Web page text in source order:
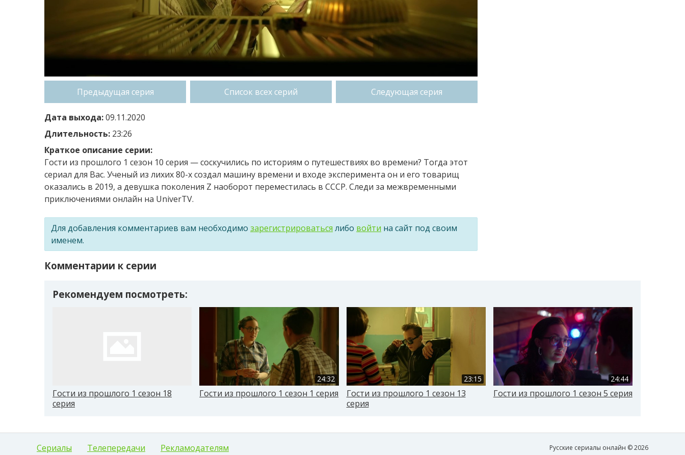
Предыдущая серия Список всех серий Следующая серия
Дата выхода:09.11.2020
Длительность: 23:26
Краткое описание серии:
Гости из прошлого 1 сезон 10 серия — cоскучились по историям о путешествиях во времени? Тогда этот
сериал для Вас. Ученый из лихих 80-х создал машину времени и входе эксперимента он и его товарищ
оказались в 2019, а девушка поколения Z наоборот переместилась в СССР. Следи за межвременными
приключениями онлайн на UniverTV.
Для добавления комментариев вам необходимо зарегистрироваться либо войти на сайт под своим
именем.
Комментарии к серии
Рекомендуем посмотреть:
Гости из прошлого 1 сезон 18
серия
24:32
Гости из прошлого 1 сезон 1 серия
23:15
Гости из прошлого 1 сезон 13
серия
24:44
Гости из прошлого 1 сезон 5 серия
Сериалы Телепередачи Рекламодателям Русские сериалы онлайн © 2026